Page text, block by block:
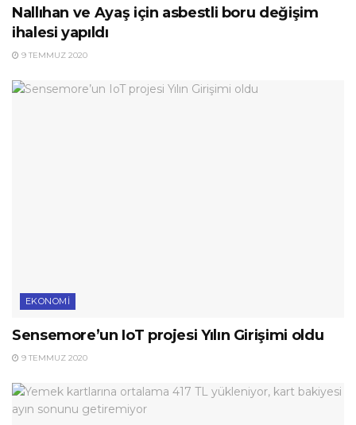
Nallıhan ve Ayaş için asbestli boru değişim
ihalesi yapıldı
9 TEMMUZ 2020
EKONOMI
Sensemore’un IoT projesi Yılın Girişimi oldu
9 TEMMUZ 2020